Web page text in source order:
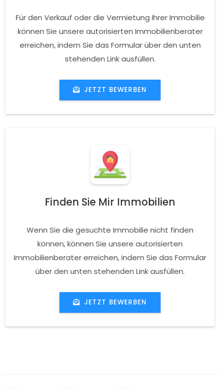
Für den Verkauf oder die Vermietung Ihrer Immobilie
können Sie unsere autorisierten Immobilienberater
erreichen, indem Sie das Formular über den unten
stehenden Link ausfüllen.
JETZT BEWERBEN
Finden Sie Mir Immobilien
Wenn Sie die gesuchte Immobilie nicht finden
können, können Sie unsere autorisierten
Immobilienberater erreichen, indem Sie das Formular
über den unten stehenden Link ausfüllen.
JETZT BEWERBEN